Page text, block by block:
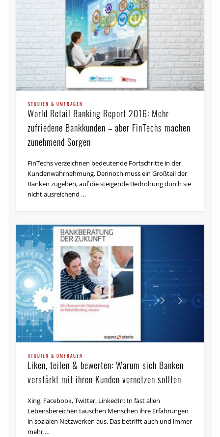
STUDIEN & UMFRAGEN
World Retail Banking Report 2016: Mehr
zufriedene Bankkunden – aber FinTechs machen
zunehmend Sorgen
FinTechs verzeichnen bedeutende Fortschritte in der
Kunden­wahr­nehmung. Dennoch muss ein Großteil der
Banken zugeben, auf die steigende Bedrohung durch sie
nicht ausreichend …
STUDIEN & UMFRAGEN
Liken, teilen & bewerten: Warum sich Banken
verstärkt mit ihren Kunden vernetzen sollten
Xing, Facebook, Twitter, LinkedIn: In fast allen
Lebensbereichen tauschen Menschen ihre Erfahrungen
in sozialen Netzwerken aus. Das betrifft auch und immer
mehr …